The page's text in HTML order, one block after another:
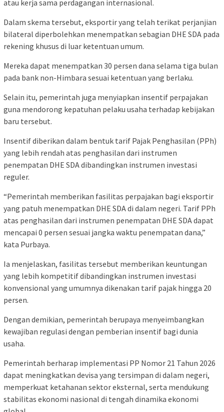
atau kerja sama perdagangan internasional.
Dalam skema tersebut, eksportir yang telah terikat perjanjian
bilateral diperbolehkan menempatkan sebagian DHE SDA pada
rekening khusus di luar ketentuan umum.
Mereka dapat menempatkan 30 persen dana selama tiga bulan
pada bank non-Himbara sesuai ketentuan yang berlaku.
Selain itu, pemerintah juga menyiapkan insentif perpajakan
guna mendorong kepatuhan pelaku usaha terhadap kebijakan
baru tersebut.
Insentif diberikan dalam bentuk tarif Pajak Penghasilan (PPh)
yang lebih rendah atas penghasilan dari instrumen
penempatan DHE SDA dibandingkan instrumen investasi
reguler.
“Pemerintah memberikan fasilitas perpajakan bagi eksportir
yang patuh menempatkan DHE SDA di dalam negeri. Tarif PPh
atas penghasilan dari instrumen penempatan DHE SDA dapat
mencapai 0 persen sesuai jangka waktu penempatan dana,”
kata Purbaya.
Ia menjelaskan, fasilitas tersebut memberikan keuntungan
yang lebih kompetitif dibandingkan instrumen investasi
konvensional yang umumnya dikenakan tarif pajak hingga 20
persen.
Dengan demikian, pemerintah berupaya menyeimbangkan
kewajiban regulasi dengan pemberian insentif bagi dunia
usaha.
Pemerintah berharap implementasi PP Nomor 21 Tahun 2026
dapat meningkatkan devisa yang tersimpan di dalam negeri,
memperkuat ketahanan sektor eksternal, serta mendukung
stabilitas ekonomi nasional di tengah dinamika ekonomi